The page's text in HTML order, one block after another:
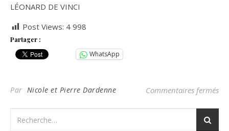
LÉONARD DE VINCI
Post Views: 4 998
Partager :
WhatsApp
Par Nicole et Pierre Dardenne Commentaires fermés